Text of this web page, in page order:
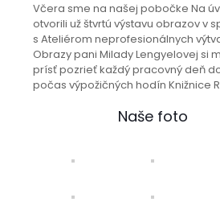
Včera sme na našej pobočke Na
otvorili už štvrtú výstavu obrazov v
s Ateliérom neprofesionálnych
Obrazy pani Milady Lengyelovej si
prísť pozrieť každý pracovný deň do
počas výpožičných hodín Knižnice
Naše foto